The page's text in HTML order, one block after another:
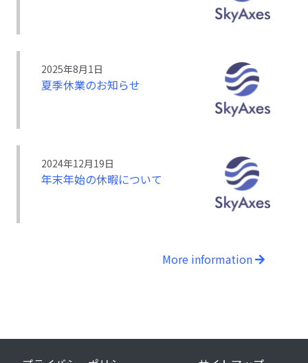
2025年8月1日
夏季休業のお知らせ
2024年12月19日
年末年始の休暇について
More information